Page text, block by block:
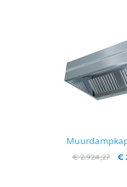
€
€ 2.924,27